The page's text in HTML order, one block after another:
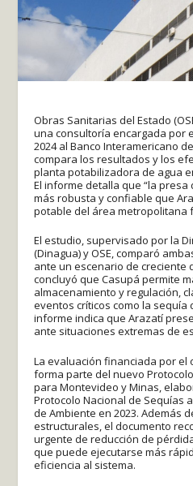
Obras Sanitarias del Estado
una consultoría encargada por
2024 al Banco Interamericano
compara los resultados y los
planta potabilizadora de agua
El informe detalla que “la
más robusta y confiable que
potable del área metropolitana
El estudio, supervisado por la
(Dinagua) y OSE, comparó
ante un escenario de creciente
concluyó que Casupá permite
almacenamiento y regulación,
eventos críticos como la sequía
informe indica que Arazatí
ante situaciones extremas de
La evaluación financiada por el
forma parte del nuevo
para Montevideo y Minas,
Protocolo Nacional de Sequías
de Ambiente en 2023. Además
estructurales, el documento
urgente de reducción de
que puede ejecutarse más
eficiencia al sistema.